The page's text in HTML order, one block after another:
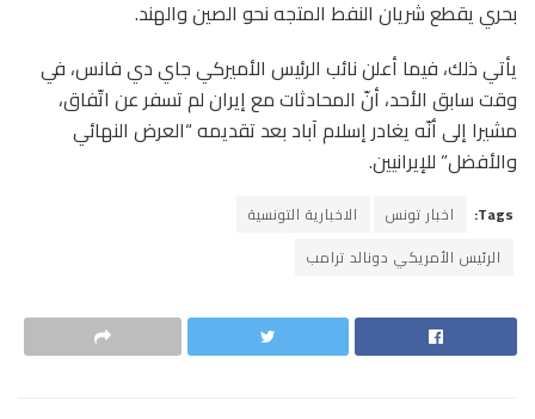
بحري يقطع شريان النفط المتجه نحو الصين والهند.
يأتي ذلك، فيما أعلن نائب الرئيس الأميركي جاي دي فانس، في
وقت سابق الأحد، أنّ المحادثات مع إيران لم تسفر عن اتّفاق،
مشيرا إلى أنّه يغادر إسلام آباد بعد تقديمه “العرض النهائي
والأفضل” للإيرانيين.
Tags: اخبار تونس
الاخبارية التونسية
الرئيس الأمريكي دونالد ترامب